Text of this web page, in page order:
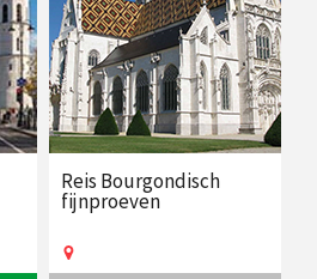
Op locatie
Reis Bourgondisch
fijnproeven